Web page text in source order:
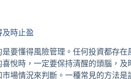
及時止盈
要懂得風險管理。任何投資都存在
喜悅時，一定要保持清醒的頭腦，
場情況來判斷。一種常見的方法